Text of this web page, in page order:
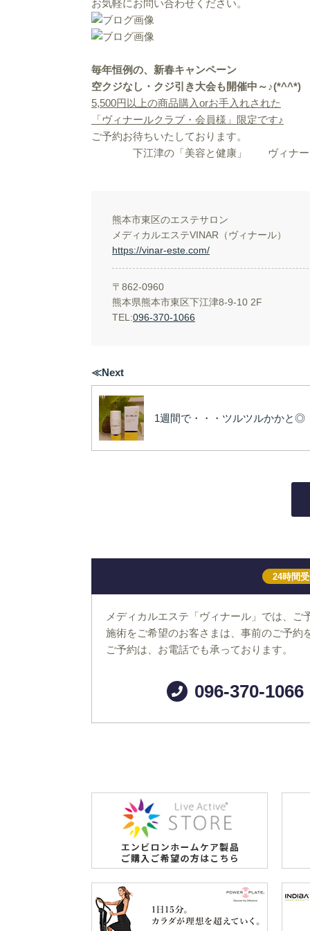
お気軽にお問い合わせください。
毎年恒例の、新春キャンペーン
空クジなし・クジ引き大会も開催中～♪(*^^*)
5,500円以上の商品購入orお手入れされた
「ヴィナールクラブ・会員様」限定です♪
ご予約お待ちいたしております。
下江津の「美容と健康」 ヴィナー
熊本市東区のエステサロン
メディカルエステVINAR（ヴィナール）
https://vinar-este.com/
〒862-0960
熊本県熊本市東区下江津8-9-10 2F
TEL:096-370-1066
≪Next
1週間で・・・ツルツルかかと◎
24時間
メディカルエステ「ヴィナール」では、
施術をご希望のお客さまは、事前のご予約
ご予約は、お電話でも承っております。
096-370-1066